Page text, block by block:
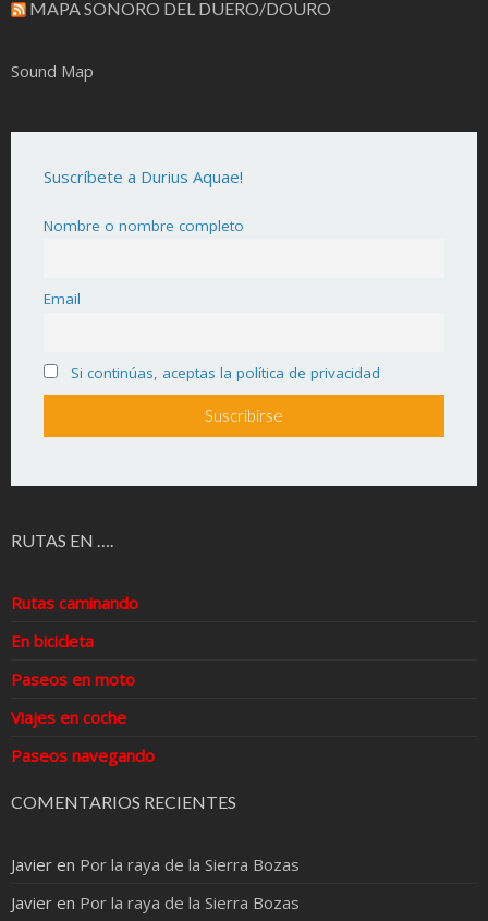
MAPA SONORO DEL DUERO/DOURO
Sound Map
Suscríbete a Durius Aquae!
Nombre o nombre completo
Email
Si continúas, aceptas la política de privacidad
RUTAS EN ….
Rutas caminando
En bicicleta
Paseos en moto
Viajes en coche
Paseos navegando
COMENTARIOS RECIENTES
Javier en Por la raya de la Sierra Bozas
Javier en Por la raya de la Sierra Bozas